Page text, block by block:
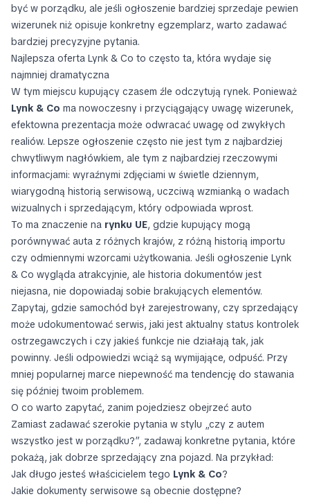
być w porządku, ale jeśli ogłoszenie bardziej sprzedaje pewien
wizerunek niż opisuje konkretny egzemplarz, warto zadawać
bardziej precyzyjne pytania.
Najlepsza oferta Lynk & Co to często ta, która wydaje się
najmniej dramatyczna
W tym miejscu kupujący czasem źle odczytują rynek. Ponieważ
Lynk & Co ma nowoczesny i przyciągający uwagę wizerunek,
efektowna prezentacja może odwracać uwagę od zwykłych
realiów. Lepsze ogłoszenie często nie jest tym z najbardziej
chwytliwym nagłówkiem, ale tym z najbardziej rzeczowymi
informacjami: wyraźnymi zdjęciami w świetle dziennym,
wiarygodną historią serwisową, uczciwą wzmianką o wadach
wizualnych i sprzedającym, który odpowiada wprost.
To ma znaczenie na rynku UE, gdzie kupujący mogą
porównywać auta z różnych krajów, z różną historią importu
czy odmiennymi wzorcami użytkowania. Jeśli ogłoszenie Lynk
& Co wygląda atrakcyjnie, ale historia dokumentów jest
niejasna, nie dopowiadaj sobie brakujących elementów.
Zapytaj, gdzie samochód był zarejestrowany, czy sprzedający
może udokumentować serwis, jaki jest aktualny status kontrolek
ostrzegawczych i czy jakieś funkcje nie działają tak, jak
powinny. Jeśli odpowiedzi wciąż są wymijające, odpuść. Przy
mniej popularnej marce niepewność ma tendencję do stawania
się później twoim problemem.
O co warto zapytać, zanim pojedziesz obejrzeć auto
Zamiast zadawać szerokie pytania w stylu „czy z autem
wszystko jest w porządku?”, zadawaj konkretne pytania, które
pokażą, jak dobrze sprzedający zna pojazd. Na przykład:
Jak długo jesteś właścicielem tego Lynk & Co?
Jakie dokumenty serwisowe są obecnie dostępne?